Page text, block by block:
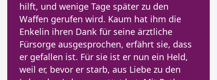
hilft, und wenige Tage später zu den
Waffen gerufen wird. Kaum hat ihm die
Enkelin ihren Dank für seine ärztliche
Fürsorge ausgesprochen, erfährt sie, dass
er gefallen ist. Für sie ist er nun ein Held,
weil er, bevor er starb, aus Liebe zu den